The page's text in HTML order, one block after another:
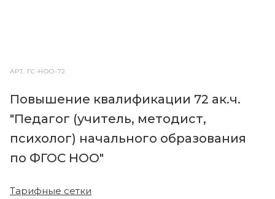
АРТ. ГС-НОО-72
Повышение квалификации 72 ак.ч.
"Педагог (учитель, методист,
психолог) начального образования
по ФГОС НОО"
Тарифные сетки